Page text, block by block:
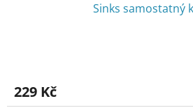
Sinks samostatný
229 Kč